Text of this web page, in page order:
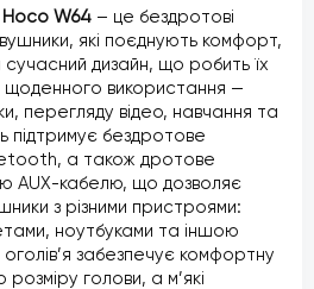
Hoco W64 – це бездротові
які поєднують комфорт,
сучасний дизайн, що робить їх
щоденного використання —
перегляду відео, навчання та
підтримує бездротове
а також дротове
AUX-кабелю, що дозволяє
з різними пристроями:
ноутбуками та іншою
забезпечує комфортну
голови, а м’які